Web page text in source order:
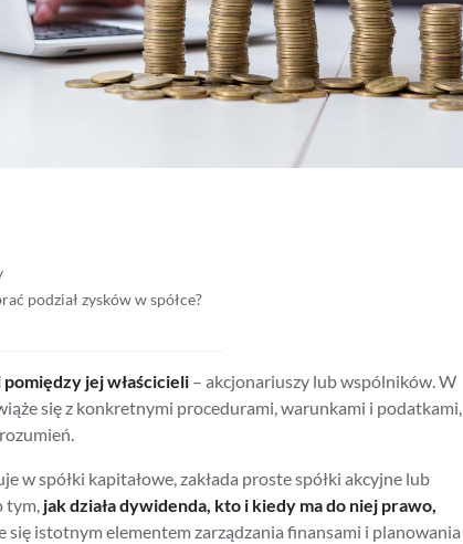
podział zysków w spółce?
jej właścicieli – akcjonariuszy lub wspólników. W
się z konkretnymi procedurami, warunkami i podatkami,
w spółki kapitałowe, zakłada proste spółki akcyjne lub
tym, jak działa dywidenda, kto i kiedy ma do niej prawo,
się istotnym elementem zarządzania finansami i planowania